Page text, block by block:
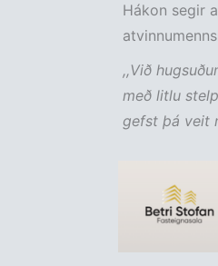
Hákon segir
,,Við
með litlu
gefst þá veit